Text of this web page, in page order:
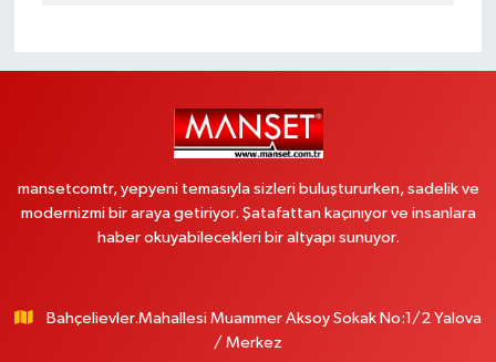
mansetcomtr, yepyeni temasıyla sizleri buluştururken, sadelik ve
modernizmi bir araya getiriyor. Şatafattan kaçınıyor ve insanlara
haber okuyabilecekleri bir altyapı sunuyor.
Bahçelievler.Mahallesi Muammer Aksoy Sokak No:1/2 Yalova
/ Merkez